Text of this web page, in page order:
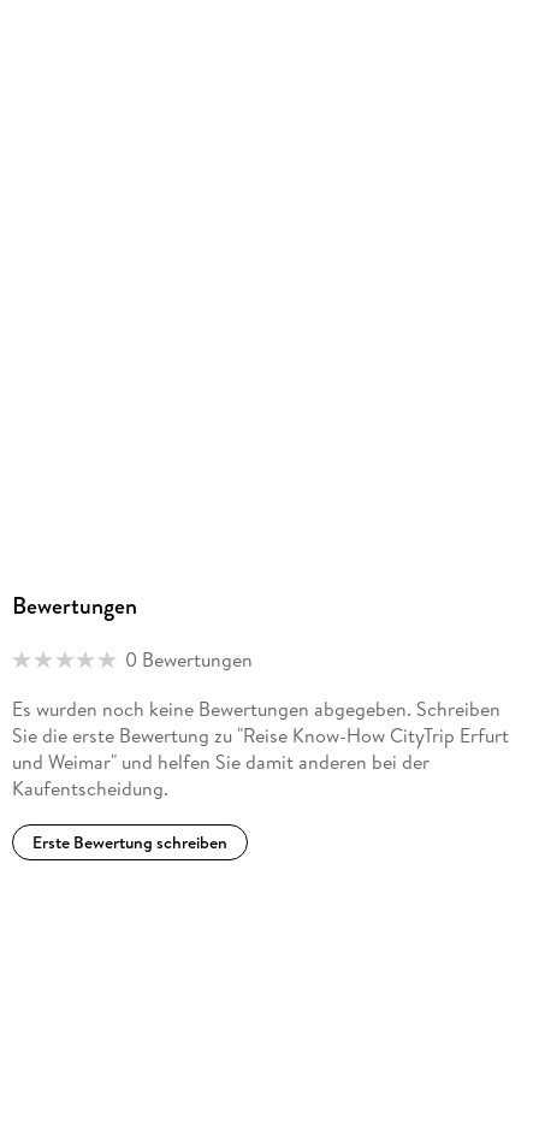
Bewertungen
0 Bewertungen
Es wurden noch keine Bewertungen abgegeben. Schreiben
Sie die erste Bewertung zu "Reise Know-How CityTrip Erfurt
und Weimar" und helfen Sie damit anderen bei der
Kaufentscheidung.
Erste Bewertung schreiben